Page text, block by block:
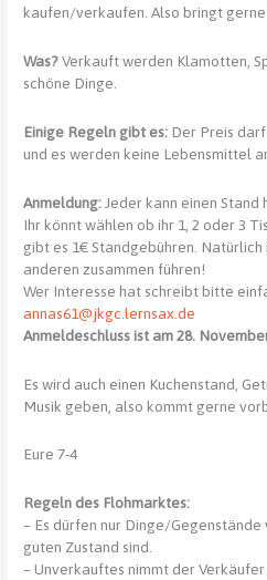
kaufen/verkaufen. Also bringt
Was?Verkauft werden Klamotten,
schöne Dinge.
Einige Regeln gibt es: Der Preis
und es werden keine Lebensmittel
Anmeldung: Jeder kann einen Stand
Ihr könnt wählen ob ihr 1, 2 oder 3
gibt es 1€ Standgebühren.
anderen zusammen führen!
Wer Interesse hat schreibt bitte
annas61@jkgc.lernsax.de
Anmeldeschluss ist am 28.
Es wird auch einen Kuchenstand,
Musik geben, also kommt gerne
Eure 7-4
Regeln des Flohmarktes:
– Es dürfen nur Dinge/
guten Zustand sind.
– Unverkauftes nimmt der